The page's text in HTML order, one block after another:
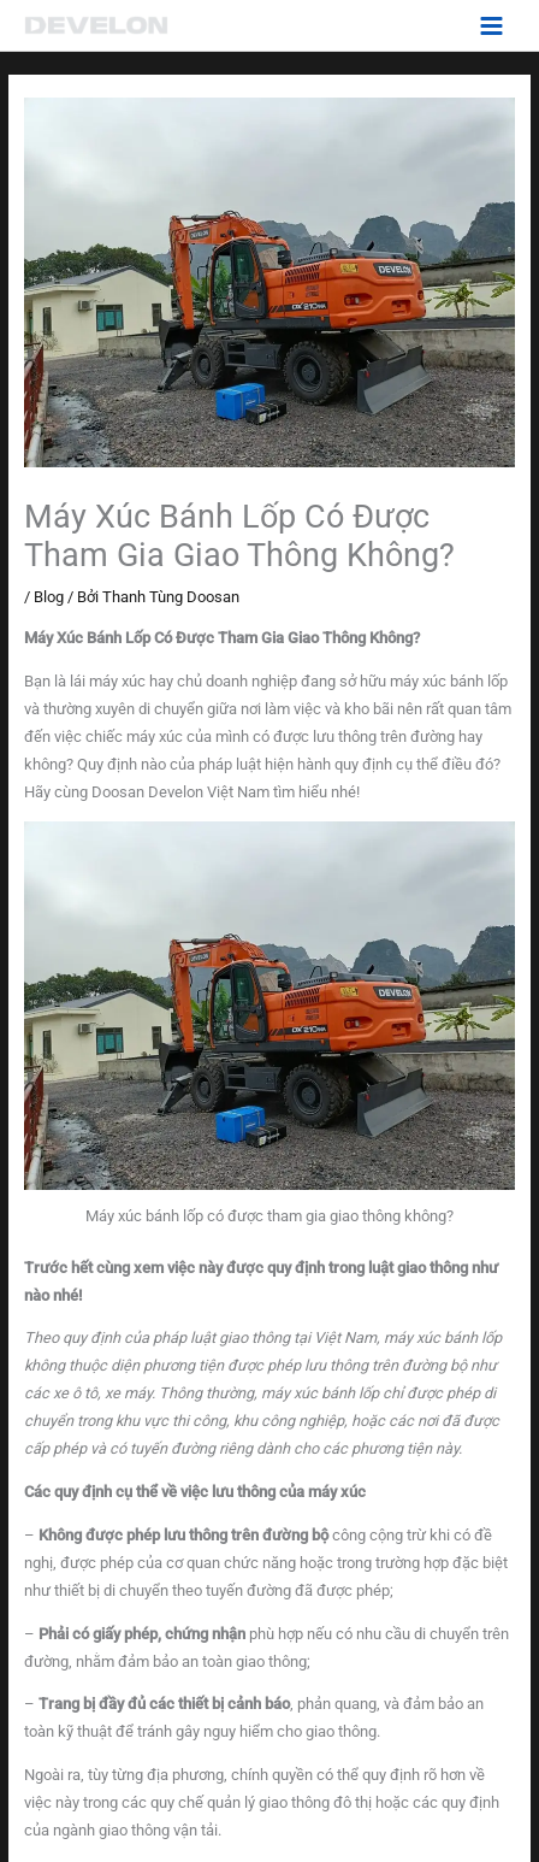
Nhảy
dung
Máy Xúc Bánh Lốp Có Được
Tham Gia Giao Thông Không?
/ Blog/ Bởi Thanh Tùng Doosan
Máy Xúc Bánh Lốp Có Được Tham Gia Giao Thông Không?
Bạn là lái máy xúc hay chủ doanh nghiệp đang sở hữu máy xúc bánh lốp
và thường xuyên di chuyển giữa nơi làm việc và kho bãi nên rất quan tâm
đến việc chiếc máy xúc của mình có được lưu thông trên đường hay
không? Quy định nào của pháp luật hiện hành quy định cụ thể điều đó?
Hãy cùng Doosan Develon Việt Nam tìm hiểu nhé!
Máy xúc bánh lốp có được tham gia giao thông không?
Trước hết cùng xem việc này được quy định trong luật giao thông như
nào nhé!
Theo quy định của pháp luật giao thông tại Việt Nam, máy xúc bánh lốp
không thuộc diện phương tiện được phép lưu thông trên đường bộ như
các xe ô tô, xe máy. Thông thường, máy xúc bánh lốp chỉ được phép di
chuyển trong khu vực thi công, khu công nghiệp, hoặc các nơi đã được
cấp phép và có tuyến đường riêng dành cho các phương tiện này.
Các quy định cụ thể về việc lưu thông của máy xúc
– Không được phép lưu thông trên đường bộcông cộng trừ khi có đề
nghị, được phép của cơ quan chức năng hoặc trong trường hợp đặc biệt
như thiết bị di chuyển theo tuyến đường đã được phép;
– Phải có giấy phép, chứng nhậnphù hợp nếu có nhu cầu di chuyển trên
đường, nhằm đảm bảo an toàn giao thông;
– Trang bị đầy đủ các thiết bị cảnh báo, phản quang, và đảm bảo an
toàn kỹ thuật để tránh gây nguy hiểm cho giao thông.
Ngoài ra, tùy từng địa phương, chính quyền có thể quy định rõ hơn về
việc này trong các quy chế quản lý giao thông đô thị hoặc các quy định
của ngành giao thông vận tải.